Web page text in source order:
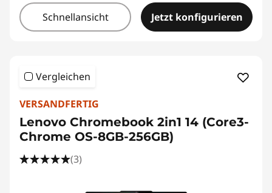
Schnellansicht Jetzt konfigurieren
Vergleichen
VERSANDFERTIG
Lenovo Chromebook 2in1 14 (Core3-
Chrome OS-8GB-256GB)
(3)